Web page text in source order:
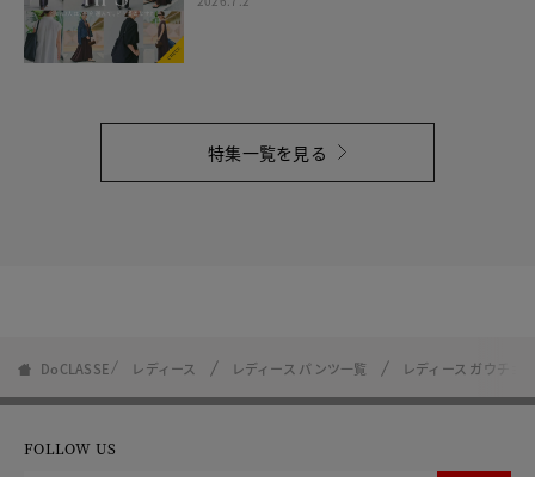
特集一覧を見る
DoCLASSE レディース レディース パンツ一覧 レディース ガウチョ
FOLLOW US